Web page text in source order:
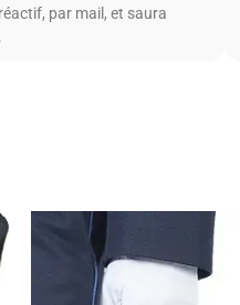
par mail, et saura